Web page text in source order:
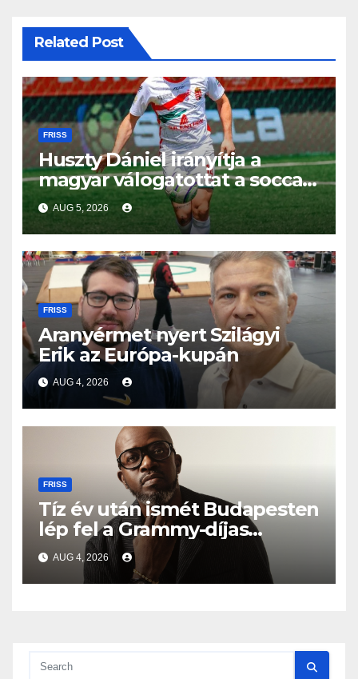
Related Post
FRISS
Huszty Dániel irányítja a
magyar válogatottat a socca-
világbajnokságon
AUG 5, 2026
FRISS
Aranyérmet nyert Szilágyi
Erik az Európa-kupán
AUG 4, 2026
FRISS
Tíz év után ismét Budapesten
lép fel a Grammy-díjas
világsztár
AUG 4, 2026